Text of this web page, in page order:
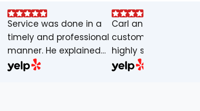
Service was done in a
timely and professional
manner. He explained
the job intentions and
Carl and Joe
customer service,
highly skilled, very
knowledgeable